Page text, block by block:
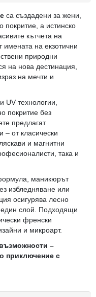
са създадени за жени,
покритие, а истинско
кътчета на
имената на екзотични
природни
на нова дестинация,
на мечти и
UV технологии,
покритие без
предлагат
– от класически
и магнитни
така и
маникюрът
избледняване или
осигурява лесно
слой. Подходящи
френски
и микроарт.
–
приключение с